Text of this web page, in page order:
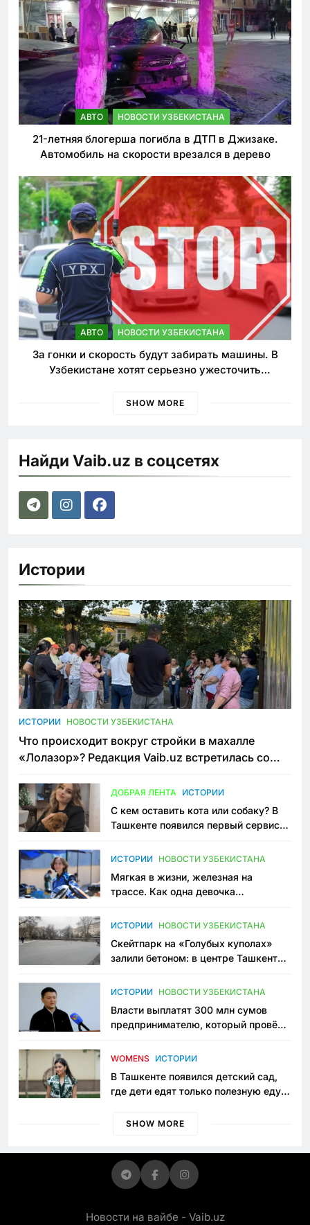
АВТО НОВОСТИ УЗБЕКИСТАНА
21-летняя блогерша погибла в ДТП в Джизаке.
Автомобиль на скорости врезался в дерево
АВТО НОВОСТИ УЗБЕКИСТАНА
За гонки и скорость будут забирать машины. В
Узбекистане хотят серьезно ужесточить
SHOW MORE
Найди Vaib.uz в соцсетях
Истории
ИСТОРИИ НОВОСТИ УЗБЕКИСТАНА
Что происходит вокруг стройки в махалле
«Лолазор»? Редакция Vaib.uz встретилась со
ДОБРАЯ ЛЕНТА ИСТОРИИ
С кем оставить кота или собаку? В
Ташкенте появился первый сервис
ИСТОРИИ НОВОСТИ УЗБЕКИСТАНА
Мягкая в жизни, железная на
трассе. Как одна девочка
Узбекистане
ИСТОРИИ НОВОСТИ УЗБЕКИСТАНА
Скейтпарк на «Голубых куполах»
залили бетоном: в центре Ташкента
пространство
ИСТОРИИ НОВОСТИ УЗБЕКИСТАНА
Власти выплатят 300 млн сумов
предпринимателю, который провёл
приговору
WOMENS ИСТОРИИ
В Ташкенте появился детский сад,
где дети едят только полезную еду.
просить «кашу без сахара»
SHOW MORE
Новости на вайбе - Vaib.uz